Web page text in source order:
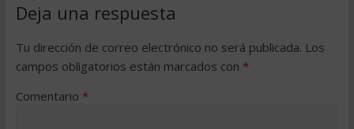
Deja una respuesta
Tu dirección de correo electrónico no será publicada. Los
campos obligatorios están marcados con *
Comentario *